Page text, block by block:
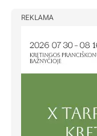
REKLAMA